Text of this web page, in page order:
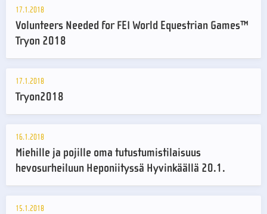
17.1.2018
Volunteers Needed for FEI World Equestrian Games™
Tryon 2018
17.1.2018
Tryon2018
16.1.2018
Miehille ja pojille oma tutustumistilaisuus
hevosurheiluun Heponiityssä Hyvinkäällä 20.1.
15.1.2018